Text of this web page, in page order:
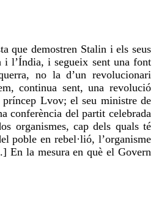
que demostren Stalin i els seus
i l’Índia, i segueix sent una font
no la d’un revolucionari
continua sent, una revolució
Lvov; el seu ministre de
conferència del partit celebrada
organismes, cap dels quals té
poble en rebel·lió, l’organisme
En la mesura en què el Govern